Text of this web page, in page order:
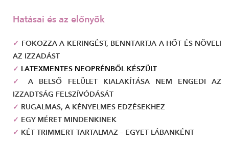
Hatásai és az előnyök
✓ FOKOZZA A KERINGÉST, BENNTARTJA A HŐT ÉS NÖVELI
AZ IZZADÁST
✓ LATEXMENTES NEOPRÉNBŐL KÉSZÜLT
✓
A BELSŐ FELÜLET KIALAKÍTÁSA NEM ENGEDI AZ
IZZADTSÁG FELSZÍVÓDÁSÁT
✓ RUGALMAS, A KÉNYELMES EDZÉSEKHEZ
✓ EGY MÉRET MINDENKINEK
✓ KÉT TRIMMERT TARTALMAZ – EGYET LÁBANKÉNT